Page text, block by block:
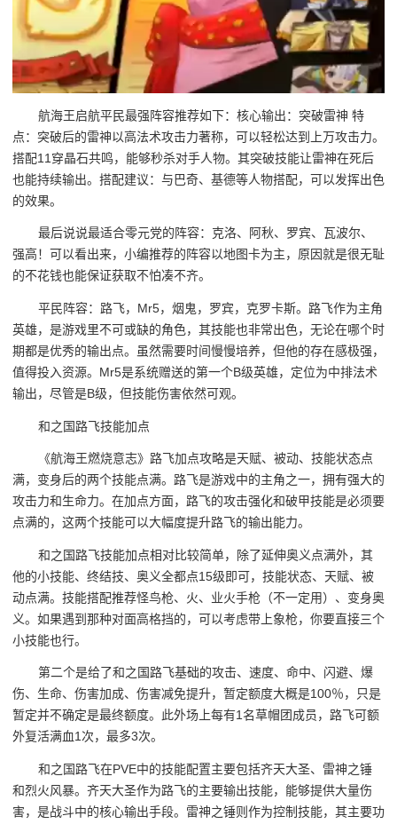
航海王启航平民最强阵容推荐如下：核心输出：突破雷神 特
点：突破后的雷神以高法术攻击力著称，可以轻松达到上万攻击力。
搭配11穿晶石共鸣，能够秒杀对手人物。其突破技能让雷神在死后
也能持续输出。搭配建议：与巴奇、基德等人物搭配，可以发挥出色
的效果。
最后说说最适合零元党的阵容：克洛、阿秋、罗宾、瓦波尔、
强高！可以看出来，小编推荐的阵容以地图卡为主，原因就是很无耻
的不花钱也能保证获取不怕凑不齐。
平民阵容：路飞，Mr5，烟鬼，罗宾，克罗卡斯。路飞作为主角
英雄，是游戏里不可或缺的角色，其技能也非常出色，无论在哪个时
期都是优秀的输出点。虽然需要时间慢慢培养，但他的存在感极强，
值得投入资源。Mr5是系统赠送的第一个B级英雄，定位为中排法术
输出，尽管是B级，但技能伤害依然可观。
和之国路飞技能加点
《航海王燃烧意志》路飞加点攻略是天赋、被动、技能状态点
满，变身后的两个技能点满。路飞是游戏中的主角之一，拥有强大的
攻击力和生命力。在加点方面，路飞的攻击强化和破甲技能是必须要
点满的，这两个技能可以大幅度提升路飞的输出能力。
和之国路飞技能加点相对比较简单，除了延伸奥义点满外，其
他的小技能、终结技、奥义全都点15级即可，技能状态、天赋、被
动点满。技能搭配推荐怪鸟枪、火、业火手枪（不一定用）、变身奥
义。如果遇到那种对面高格挡的，可以考虑带上象枪，你要直接三个
小技能也行。
第二个是给了和之国路飞基础的攻击、速度、命中、闪避、爆
伤、生命、伤害加成、伤害减免提升，暂定额度大概是100％，只是
暂定并不确定是最终额度。此外场上每有1名草帽团成员，路飞可额
外复活满血1次，最多3次。
和之国路飞在PVE中的技能配置主要包括齐天大圣、雷神之锤
和烈火风暴。齐天大圣作为路飞的主要输出技能，能够提供大量伤
害，是战斗中的核心输出手段。雷神之锤则作为控制技能，其主要功